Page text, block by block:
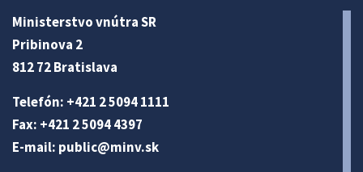
Ministerstvo vnútra SR
Pribinova 2
812 72 Bratislava
Telefón: +421 2 5094 1111
Fax: +421 2 5094 4397
E-mail: public@minv.sk